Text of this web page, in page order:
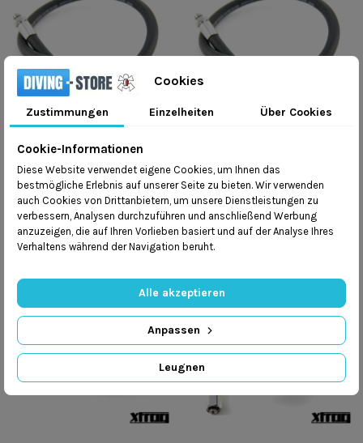
100,00 zł
In den Warenkorb
100,00 zł
In den Warenkorb
Cookies
Zustimmungen Einzelheiten Über Cookies
Cookie-Informationen
Diese Website verwendet eigene Cookies, um Ihnen das
bestmögliche Erlebnis auf unserer Seite zu bieten. Wir verwenden
auch Cookies von Drittanbietern, um unsere Dienstleistungen zu
verbessern, Analysen durchzuführen und anschließend Werbung
anzuzeigen, die auf Ihren Vorlieben basiert und auf der Analyse Ihres
Verhaltens während der Navigation beruht.
Leugnen
Anpassen
Alle akzeptieren